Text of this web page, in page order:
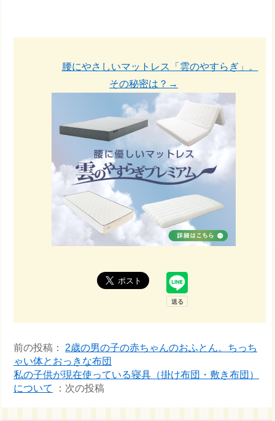
腰にやさしいマットレス「雲のやすらぎ」。
その秘密は？→
前の投稿： 2歳の男の子の赤ちゃんのおふとん。ちっち
ゃい体とおっきな布団
私の子供が現在使っている寝具（掛け布団・敷き布団）
について
：次の投稿